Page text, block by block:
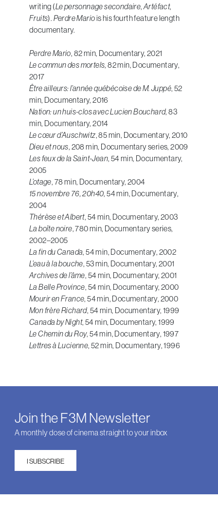
writing (Le personnage secondaire,Artéfact,
Fruits). Perdre Mariois his fourth feature length
documentary.
Perdre Mario, 82 min, Documentary, 2021
Le commun des mortels, 82 min, Documentary,
2017
Être ailleurs: l’année québécoise de M. Juppé, 52
min, Documentary, 2016
Nation: un huis-clos avec Lucien Bouchard, 83
min, Documentary, 2014
Le cœur d’Auschwitz, 85 min, Documentary, 2010
Dieu et nous, 208 min, Documentary series, 2009
Les feux de la Saint-Jean, 54 min, Documentary,
2005
L’otage, 78 min, Documentary, 2004
15 novembre 76, 20h40, 54 min, Documentary,
2004
Thérèse et Albert, 54 min, Documentary, 2003
La boîte noire, 780 min, Documentary series,
2002–2005
La fin du Canada, 54 min, Documentary, 2002
L’eau à la bouche, 53 min, Documentary, 2001
Archives de l’âme, 54 min, Documentary, 2001
La Belle Province, 54 min, Documentary, 2000
Mourir en France, 54 min, Documentary, 2000
Mon frère Richard, 54 min, Documentary, 1999
Canada by Night, 54 min, Documentary, 1999
Le Chemin du Roy, 54 min, Documentary, 1997
Lettres à Lucienne, 52 min, Documentary, 1996
Join the F3M Newsletter
A monthly dose of cinema straight to your inbox
I SUBSCRIBE